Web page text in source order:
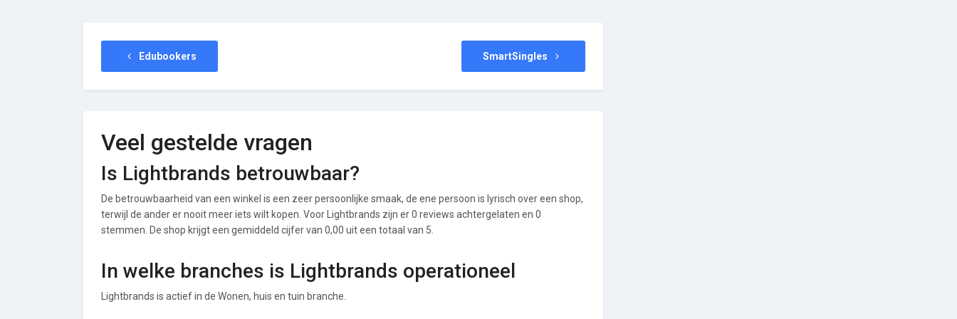
Edubookers SmartSingles
Veel gestelde vragen
Is Lightbrands betrouwbaar?
De betrouwbaarheid van een winkel is een zeer persoonlijke smaak, de ene persoon is lyrisch over een shop,
terwijl de ander er nooit meer iets wilt kopen. Voor Lightbrands zijn er 0 reviews achtergelaten en 0
stemmen. De shop krijgt een gemiddeld cijfer van 0,00 uit een totaal van 5.
In welke branches is Lightbrands operationeel
Lightbrands is actief in de Wonen, huis en tuin branche.